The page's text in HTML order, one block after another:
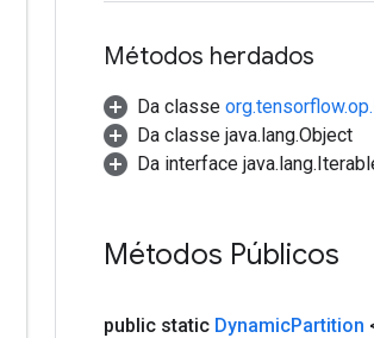
Métodos herdados
Da classe
Da classe java.lang.Object
Da interface
Métodos Públicos
public static DynamicPartition